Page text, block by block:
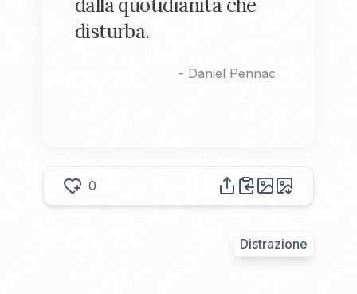
dalla quotidianità che
disturba.
- Daniel Pennac
0
Distrazione